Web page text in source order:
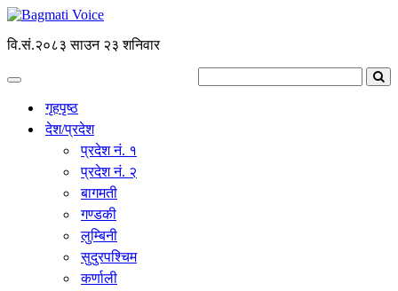
वि.सं.२०८३ साउन २३ शनिवार
गृहपृष्ठ
देश/प्रदेश
प्रदेश नं. १
प्रदेश नं. २
बागमती
गण्डकी
लुम्बिनी
सुदुरपश्चिम
कर्णाली